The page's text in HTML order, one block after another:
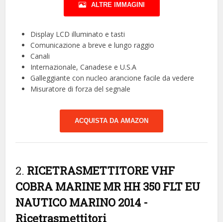
ALTRE IMMAGINI
Display LCD illuminato e tasti
Comunicazione a breve e lungo raggio
Canali
Internazionale, Canadese e U.S.A
Galleggiante con nucleo arancione facile da vedere
Misuratore di forza del segnale
ACQUISTA DA AMAZON
2. RICETRASMETTITORE VHF
COBRA MARINE MR HH 350 FLT EU
NAUTICO MARINO 2014 -
Ricetrasmettitori